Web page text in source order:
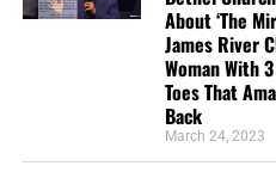
About ‘The
James River
Woman With
Toes That
Back
March 24, 2023